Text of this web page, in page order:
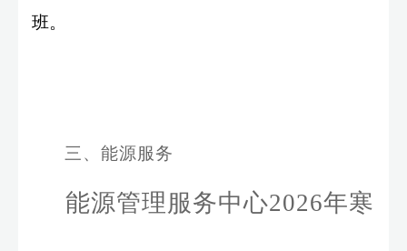
班。
三、能源服务
能源管理服务中心2026年寒